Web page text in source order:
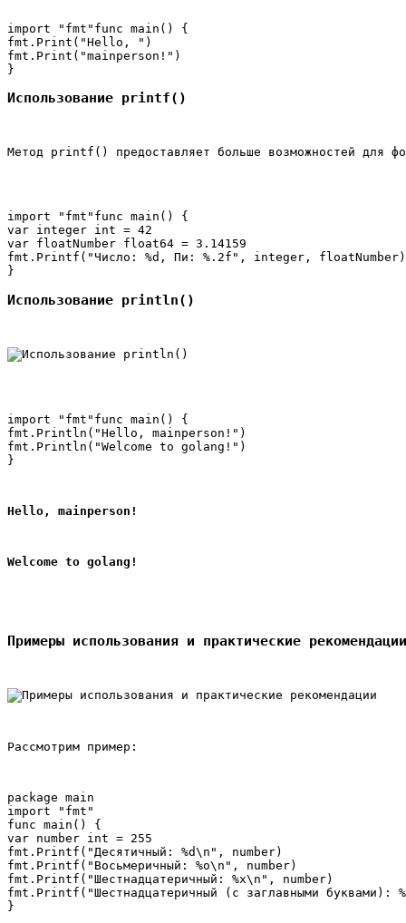
import "fmt"func main() {
fmt.Print("Hello, ")
fmt.Print("mainperson!")
Использование printf()
Метод printf() предоставляет больше возможностей для
import "fmt"func main() {
var integer int = 42
var floatNumber float64 = 3.14159
fmt.Printf("Число: %d, Пи: %.2f", integer, floatNumber)
Использование println()
import "fmt"func main() {
fmt.Println("Hello, mainperson!")
fmt.Println("Welcome to golang!")
Hello, mainperson!
Welcome to golang!
Примеры использования и практические рекомендации
Рассмотрим пример:
package main
import "fmt"
func main() {
var number int = 255
fmt.Printf("Десятичный: %d\n", number)
fmt.Printf("Восьмеричный: %o\n", number)
fmt.Printf("Шестнадцатеричный: %x\n", number)
fmt.Printf("Шестнадцатеричный (с заглавными буквами):